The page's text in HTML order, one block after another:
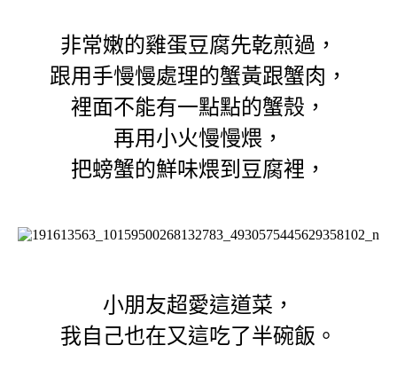
非常嫩的雞蛋豆腐先乾煎過，
跟用手慢慢處理的蟹黃跟蟹肉，
裡面不能有一點點的蟹殼，
再用小火慢慢煨，
把螃蟹的鮮味煨到豆腐裡，
小朋友超愛這道菜，
我自己也在又這吃了半碗飯。